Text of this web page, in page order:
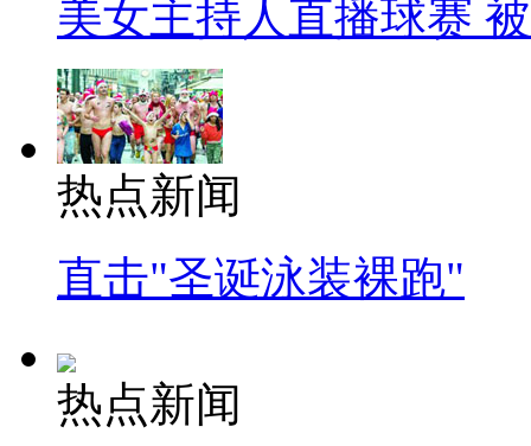
美女主持人直播球赛
热点新闻
直击"圣诞泳装裸跑"
热点新闻